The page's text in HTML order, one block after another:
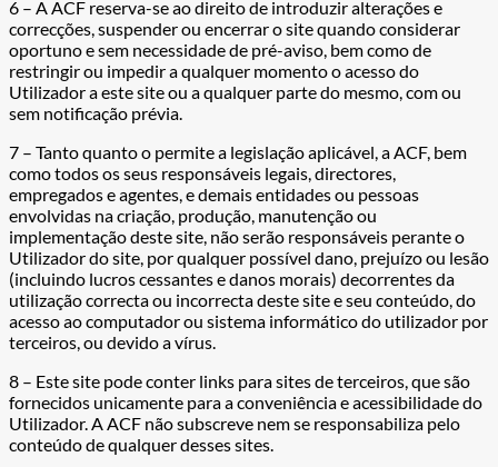
6 – A ACF reserva-se ao direito de introduzir alterações e
correcções, suspender ou encerrar o site quando considerar
oportuno e sem necessidade de pré-aviso, bem como de
restringir ou impedir a qualquer momento o acesso do
Utilizador a este site ou a qualquer parte do mesmo, com ou
sem notificação prévia.
7 – Tanto quanto o permite a legislação aplicável, a ACF, bem
como todos os seus responsáveis legais, directores,
empregados e agentes, e demais entidades ou pessoas
envolvidas na criação, produção, manutenção ou
implementação deste site, não serão responsáveis perante o
Utilizador do site, por qualquer possível dano, prejuízo ou lesão
(incluindo lucros cessantes e danos morais) decorrentes da
utilização correcta ou incorrecta deste site e seu conteúdo, do
acesso ao computador ou sistema informático do utilizador por
terceiros, ou devido a vírus.
8 – Este site pode conter links para sites de terceiros, que são
fornecidos unicamente para a conveniência e acessibilidade do
Utilizador. A ACF não subscreve nem se responsabiliza pelo
conteúdo de qualquer desses sites.